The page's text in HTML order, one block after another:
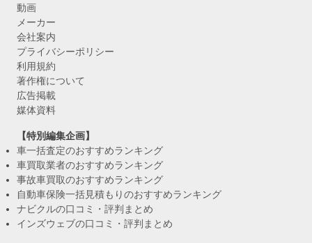
動画
メーカー
会社案内
プライバシーポリシー
利用規約
著作権について
広告掲載
媒体資料
【特別編集企画】
車一括査定のおすすめランキング
車買取業者のおすすめランキング
事故車買取のおすすめランキング
自動車保険一括見積もりのおすすめランキング
ナビクルの口コミ・評判まとめ
インズウェブの口コミ・評判まとめ